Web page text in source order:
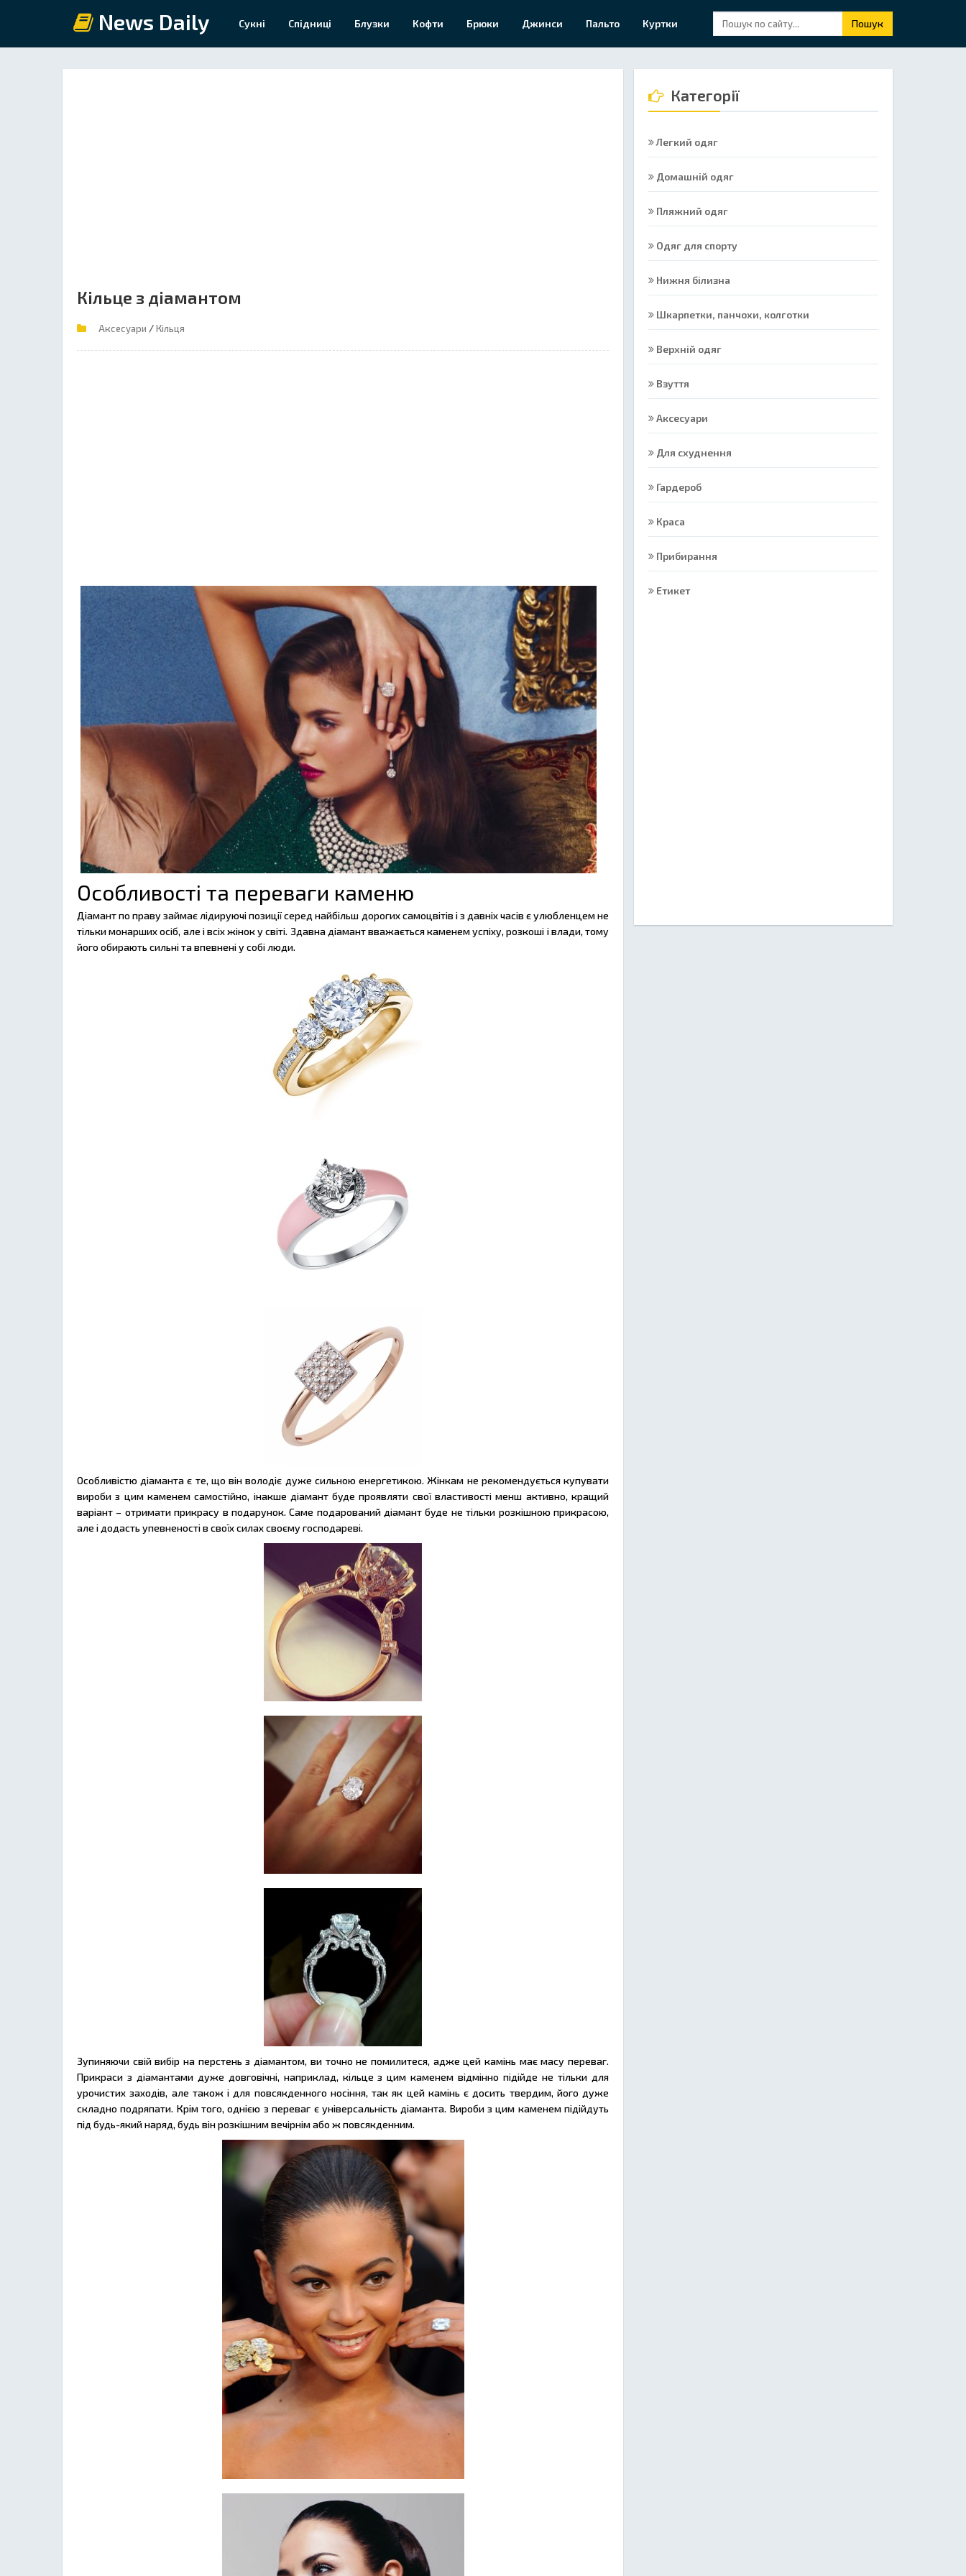
News Daily Сукні Спідниці Блузки Кофти Брюки Джинси Пальто Куртки Пошук
Кільце з діамантом
Аксесуари /Кільця
Особливості та переваги каменю
Діамант по праву займає лідируючі позиції серед найбільш дорогих самоцвітів і з давніх часів є улюбленцем не
тільки монарших осіб, але і всіх жінок у світі. Здавна діамант вважається каменем успіху, розкоші і влади, тому
його обирають сильні та впевнені у собі люди.
Особливістю діаманта є те, що він володіє дуже сильною енергетикою. Жінкам не рекомендується купувати
вироби з цим каменем самостійно, інакше діамант буде проявляти свої властивості менш активно, кращий
варіант – отримати прикрасу в подарунок. Саме подарований діамант буде не тільки розкішною прикрасою,
але і додасть упевненості в своїх силах своєму господареві.
Зупиняючи свій вибір на перстень з діамантом, ви точно не помилитеся, адже цей камінь має масу переваг.
Прикраси з діамантами дуже довговічні, наприклад, кільце з цим каменем відмінно підійде не тільки для
урочистих заходів, але також і для повсякденного носіння, так як цей камінь є досить твердим, його дуже
складно подряпати. Крім того, однією з переваг є універсальність діаманта. Вироби з цим каменем підійдуть
під будь-який наряд, будь він розкішним вечірнім або ж повсякденним.
Категорії
Легкий одяг
Домашній одяг
Пляжний одяг
Одяг для спорту
Нижня білизна
Шкарпетки, панчохи, колготки
Верхній одяг
Взуття
Аксесуари
Для схуднення
Гардероб
Краса
Прибирання
Етикет